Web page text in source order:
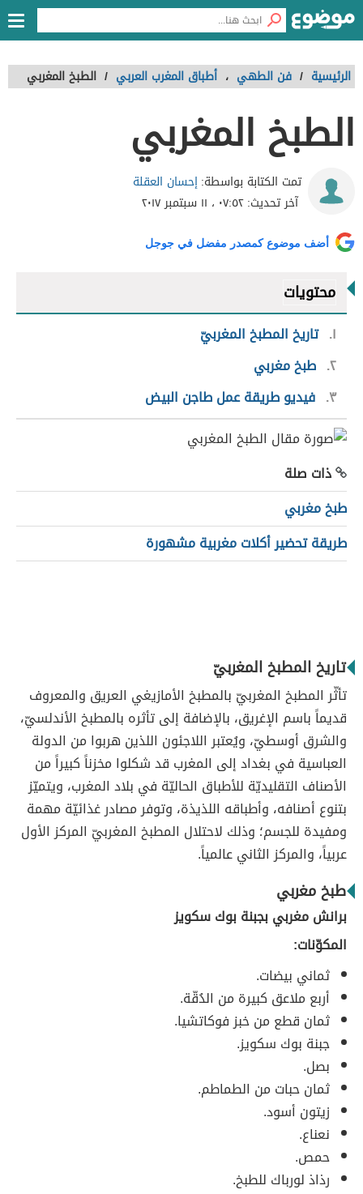
الرئيسية / فن الطهي ، أطباق المغرب العربي / الطبخ المغربي
الطبخ المغربي
تمت الكتابة بواسطة:إحسان العقلة
آخر تحديث:٠٧:٥٢ ، ١١ سبتمبر ٢٠١٧
أضف موضوع كمصدر مفضل في جوجل
محتويات
١ تاريخ المطبخ المغربيّ
٢ طبخ مغربي
٣ فيديو طريقة عمل طاجن البيض
ذات صلة
طبخ مغربي
طريقة تحضير أكلات مغربية مشهورة
تاريخ المطبخ المغربيّ
تأثّر المطبخ المغربيّ بالمطبخ الأمازيغي العريق والمعروف
قديماً باسم الإغريق، بالإضافة إلى تأثره بالمطبخ الأندلسيّ،
والشرق أوسطيّ، ويُعتبر اللاجئون اللذين هربوا من الدولة
العباسية في بغداد إلى المغرب قد شكلوا مخزناً كبيراً من
الأصناف التقليديّة للأطباق الحاليّة في بلاد المغرب، ويتميّز
بتنوع أصنافه، وأطباقه اللذيذة، وتوفر مصادر غذائيّة مهمة
ومفيدة للجسم؛ وذلك لاحتلال المطبخ المغربيّ المركز الأول
عربياً، والمركز الثاني عالمياً.
طبخ مغربي
برانش مغربي بجبنة بوك سكويز
المكوّنات:
ثماني بيضات.
أربع ملاعق كبيرة من الدُقّة.
ثمان قطع من خبز فوكاتشيا.
جبنة بوك سكويز.
بصل.
ثمان حبات من الطماطم.
زيتون أسود.
نعناع.
حمص.
رذاذ لورباك للطبخ.